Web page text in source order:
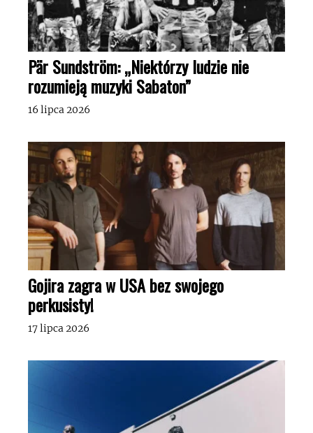
Pär Sundström: „Niektórzy ludzie nie
rozumieją muzyki Sabaton”
16 lipca 2026
Gojira zagra w USA bez swojego
perkusisty!
17 lipca 2026